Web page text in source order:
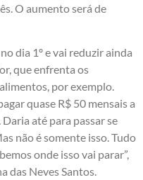
O aumento será de
dia 1º e vai reduzir ainda
que enfrenta os
por exemplo.
quase R$ 50 mensais a
até para passar se
não é somente isso. Tudo
onde isso vai parar”,
das Neves Santos.